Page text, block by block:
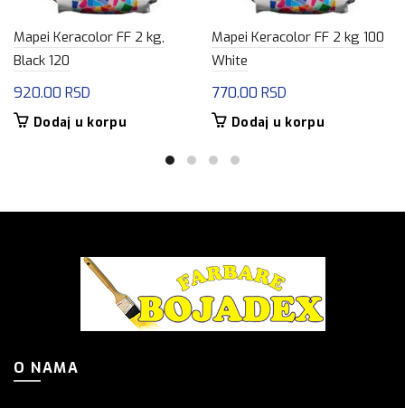
Mapei Keracolor FF 2 kg,
Black 120
920.00 RSD
Dodaj u korpu
Mapei Keracolor FF 2 kg 100
White
770.00 RSD
Dodaj u korpu
O NAMA